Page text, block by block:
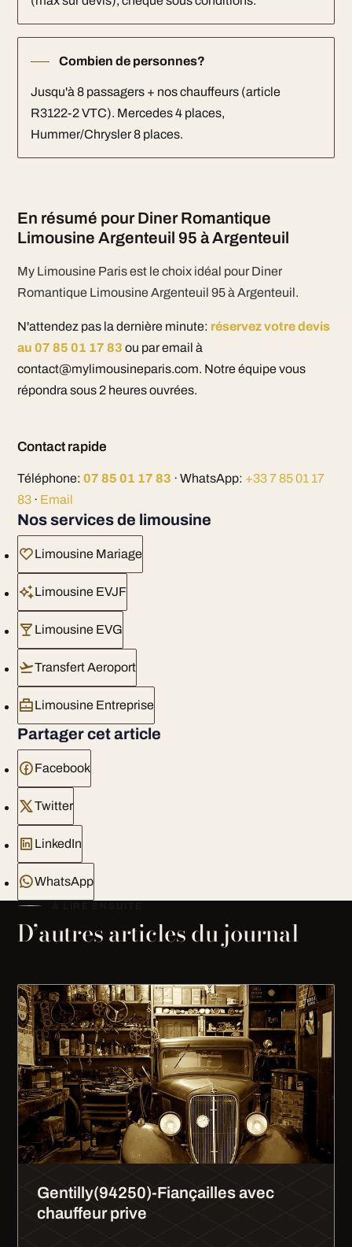
Combien de personnes?
Jusqu'à 8 passagers + nos chauffeurs (article
R3122-2 VTC). Mercedes 4 places,
Hummer/Chrysler 8 places.
En résumé pour Diner Romantique
Limousine Argenteuil 95 à Argenteuil
My Limousine Paris est le choix idéal pour Diner
Romantique Limousine Argenteuil 95 à Argenteuil.
N'attendez pas la dernière minute: réservez votre devis
au 07 85 01 17 83 ou par email à
contact@mylimousineparis.com. Notre équipe vous
répondra sous 2 heures ouvrées.
Contact rapide
Téléphone: 07 85 01 17 83 · WhatsApp: +33 7 85 01 17
83· Email
Nos services de limousine
Limousine Mariage
Limousine EVJF
Limousine EVG
Transfert Aeroport
Limousine Entreprise
Partager cet article
Facebook
Twitter
LinkedIn
WhatsApp
D’autres articles du journal
Gentilly(94250)-Fiançailles avec
chauffeur prive